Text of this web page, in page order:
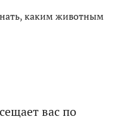
каким животным
вас по